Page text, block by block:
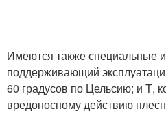
Имеются также специальные
поддерживающий
60 градусов по Цельсию; и Т,
вредоносному действию